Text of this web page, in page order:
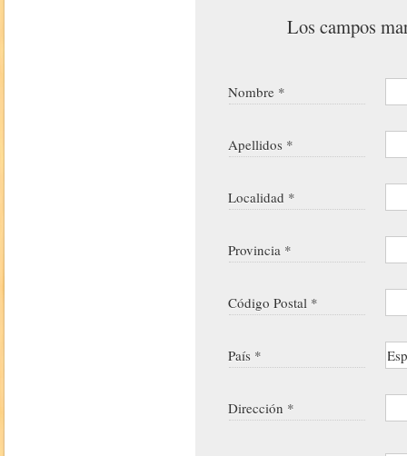
Los campos
Nombre *
Apellidos *
Localidad *
Provincia *
Código Postal *
País *
Dirección *